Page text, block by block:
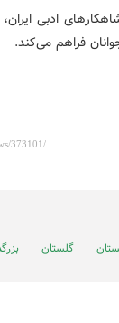
ادبی
فراهم می‌کند.
گلستان